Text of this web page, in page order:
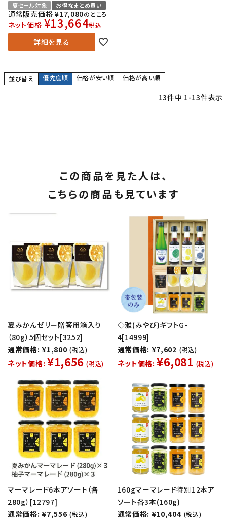
夏セール対象 お得なまとめ買い
通常販売価格 ¥17,080のところ
ネット価格 ¥13,664税込
詳細を見る
並び替え 優先度順 価格が安い順 価格が高い順
13件中 1-13件表示
この商品を見た人は、
こちらの商品も見ています
夏みかんゼリー贈答用箱入り
（80g）5個セット[3252]
通常価格: ¥1,800 (税込)
ネット価格: ¥1,656 (税込)
◇雅(みやび)ギフトG-
4[14999]
通常価格: ¥7,602 (税込)
ネット価格: ¥6,081 (税込)
マーマレード6本アソート（各
280g）[12797]
通常価格: ¥7,556 (税込)
160gマーマレード特別12本ア
ソート各3本(160g)
通常価格: ¥10,404 (税込)